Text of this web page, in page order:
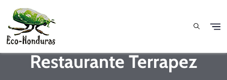
Restaurante Terrapez